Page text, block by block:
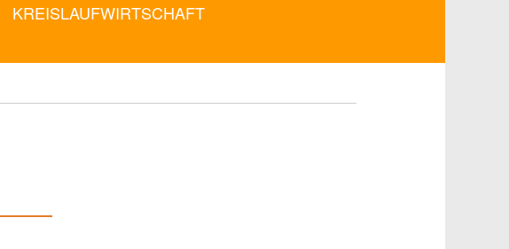
KREISLAUFWIRTSCHAFT